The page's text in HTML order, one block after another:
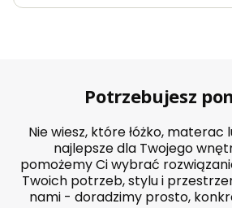
Potrzebujesz
Nie wiesz, które łóżko,
najlepsze dla Twojego
pomożemy Ci wybrać
Twoich potrzeb, stylu i
nami - doradzimy prosto,